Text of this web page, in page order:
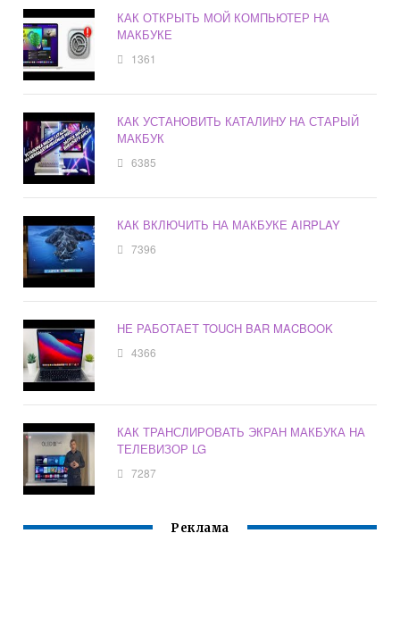
КАК ОТКРЫТЬ МОЙ КОМПЬЮТЕР НА
МАКБУКЕ
1361
КАК УСТАНОВИТЬ КАТАЛИНУ НА СТАРЫЙ
МАКБУК
6385
КАК ВКЛЮЧИТЬ НА МАКБУКЕ AIRPLAY
7396
НЕ РАБОТАЕТ TOUCH BAR MACBOOK
4366
КАК ТРАНСЛИРОВАТЬ ЭКРАН МАКБУКА НА
ТЕЛЕВИЗОР LG
7287
Реклама